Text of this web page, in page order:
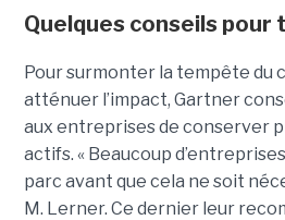
Quelques conseils pour
Pour surmonter la tempête du
atténuer l’impact, Gartner
aux entreprises de conserver
actifs. « Beaucoup
parc avant que cela ne soit
M. Lerner. Ce dernier leur